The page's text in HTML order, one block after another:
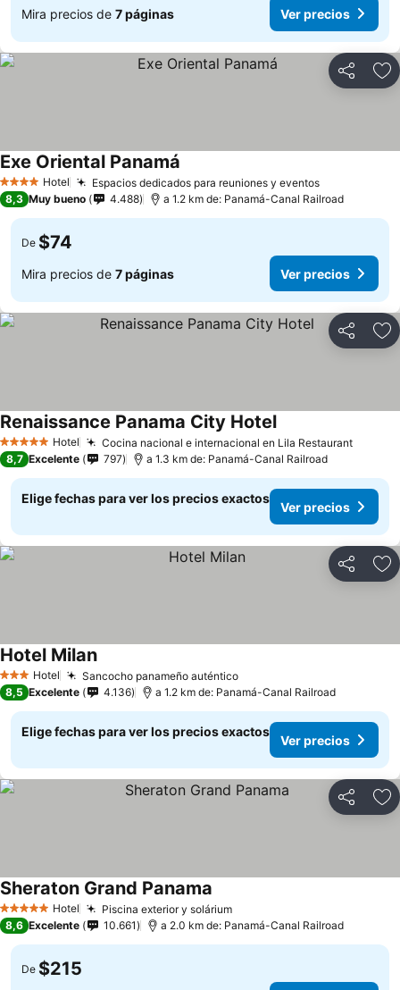
Mira precios de 7 páginas Ver precios
Compartir
4 EstrellasHotel Espacios dedicados para reuniones y eventosVer precios
Exe Oriental Panamá
8,3 Muy bueno 4.488 a 1.2 km de: Panamá-Canal Railroad
De $74
Mira precios de 7 páginas Ver precios
Compartir
5 Estrellas Hotel Cocina nacional e internacional en Lila RestaurantVer
Renaissance Panama City HotelVer precios
8,7 Excelente 797 a 1.3 km de: Panamá-Canal Railroad
Elige fechas para ver los precios exactos
Ver precios
Compartir
3 Estrellas
Hotel Sancocho panameño auténticoVer precios
Hotel MilanVer precios
8,5 Excelente 4.136 a 1.2 km de: Panamá-Canal Railroad
Elige fechas para ver los precios exactos
Ver precios
Compartir
5 Estrellas Hotel Piscina exterior y soláriumVer precios
Sheraton Grand Panama
8,6 Excelente 10.661 a 2.0 km de: Panamá-Canal Railroad
De $215